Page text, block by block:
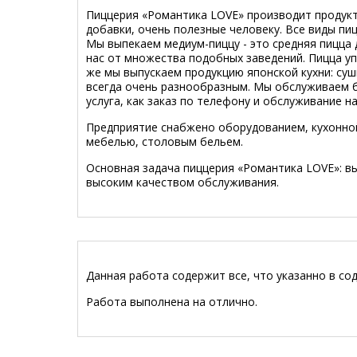
Пиццерия «Романтика LOVE» производит
добавки, очень полезные человеку. Все виды
Мы выпекаем медиум-пиццу - это средняя
нас от множества подобных заведений. Пицца
же мы выпускаем продукцию японской кухни:
всегда очень разнообразным. Мы обслуживаем
услуга, как заказ по телефону и обслуживание
Предприятие снабжено оборудованием,
мебелью, столовым бельем.
Основная задача пиццерия «Романтика LOVE»:
высоким качеством обслуживания.
Данная работа содержит все, что указанно в
Работа выполнена на отлично.